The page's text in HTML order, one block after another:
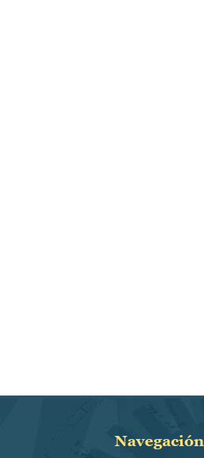
Navegación